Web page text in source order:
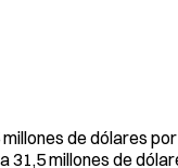
de dólares
31,5 millones de